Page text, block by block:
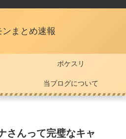
ンまとめ速報
ポケスリ
当ブログについて
さんって完璧なキャ